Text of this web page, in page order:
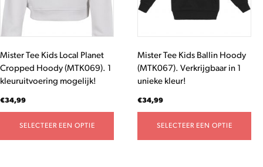
Mister Tee Kids Local Planet
Cropped Hoody (MTK069). 1
kleuruitvoering mogelijk!
€34,99
SELECTEER EEN OPTIE
optie
kan
gekozen
op
de
productpagina
Mister Tee Kids Ballin Hoody
(MTK067). Verkrijgbaar in 1
unieke kleur!
€34,99
SELECTEER EEN OPTIE
optie
op
de
productpagina